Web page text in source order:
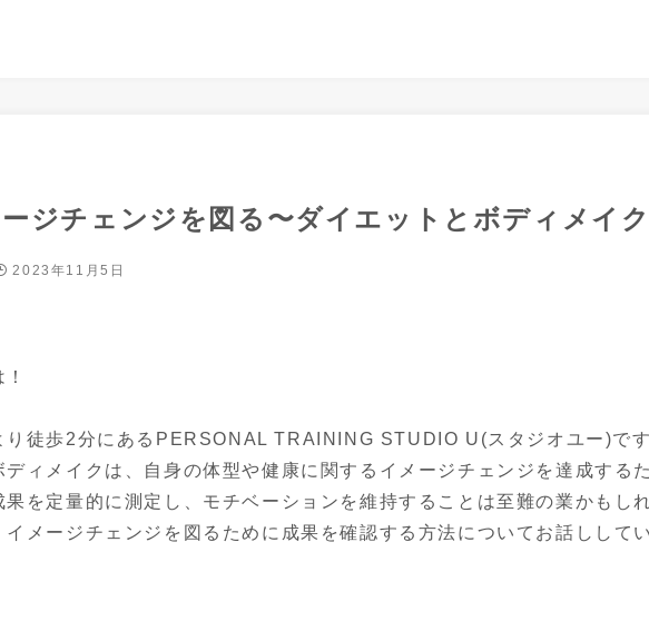
ジチェンジを図る〜ダイエットとボディメイ
2023年11月5日
り徒歩2分にあるPERSONAL TRAINING STUDIO U(スタジオユー)で
ディメイクは、自身の体型や健康に関するイメージチェンジを達成する
果を定量的に測定し、モチベーションを維持することは至難の業かもし
イメージチェンジを図るために成果を確認する方法についてお話しして